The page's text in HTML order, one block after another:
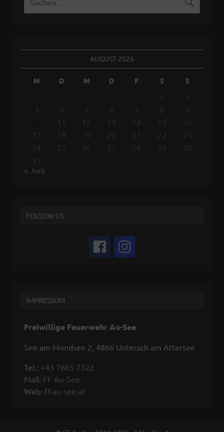
AUGUST 2026
M D M D F S S
« Juni
FOLLOW US
IMPRESSUM
Freiwillige Feuerwehr Au-See
See am Mondsee 2, 4866 Unterach am Attersee
Tel.: +43 7665 7322
Mail: FF Au-See
Web: ff-au-see.at